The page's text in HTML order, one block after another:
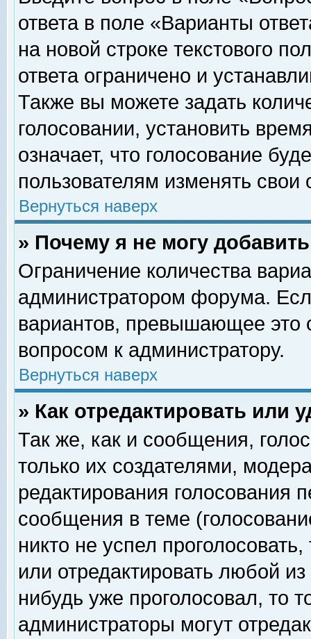
ответа в поле «Варианты
на новой строке текстового
ответа ограничено и
Также вы можете задать
голосовании, установить
означает, что голосование
пользователям изменять свои
Вернуться наверх
» Почему я не могу
Ограничение количества
администратором форума.
вариантов, превышающее это
вопросом к администратору.
Вернуться наверх
» Как отредактировать или
Так же, как и сообщения,
только их создателями,
редактирования голосования
сообщения в теме
никто не успел
или отредактировать любой
нибудь уже проголосовал, то
администраторы могут